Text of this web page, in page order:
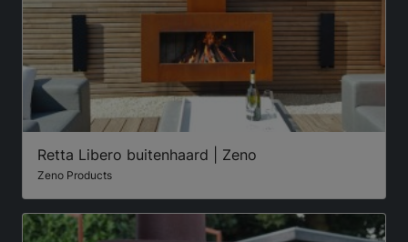
Retta Libero buitenhaard | Zeno
Zeno Products